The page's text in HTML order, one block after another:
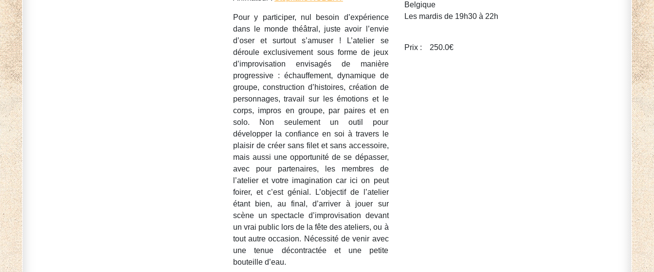
Pour y participer, nul besoin d’expérience
dans le monde théâtral, juste avoir l’envie
d’oser et surtout s’amuser ! L’atelier se
déroule exclusivement sous forme de jeux
d’improvisation envisagés de manière
progressive : échauffement, dynamique de
groupe, construction d’histoires, création de
personnages, travail sur les émotions et le
corps, impros en groupe, par paires et en
solo. Non seulement un outil pour
développer la confiance en soi à travers le
plaisir de créer sans filet et sans accessoire,
mais aussi une opportunité de se dépasser,
avec pour partenaires, les membres de
l’atelier et votre imagination car ici on peut
foirer, et c’est génial.
L’objectif de l’atelier
étant bien, au final, d’arriver à jouer sur
scène un spectacle d’improvisation devant
un vrai public lors de la fête des ateliers, ou à
tout autre occasion. Nécessité de venir avec
une tenue décontractée et une petite
bouteille d’eau.
Belgique
Les mardis de 19h30 à 22h
Prix : 250.0€